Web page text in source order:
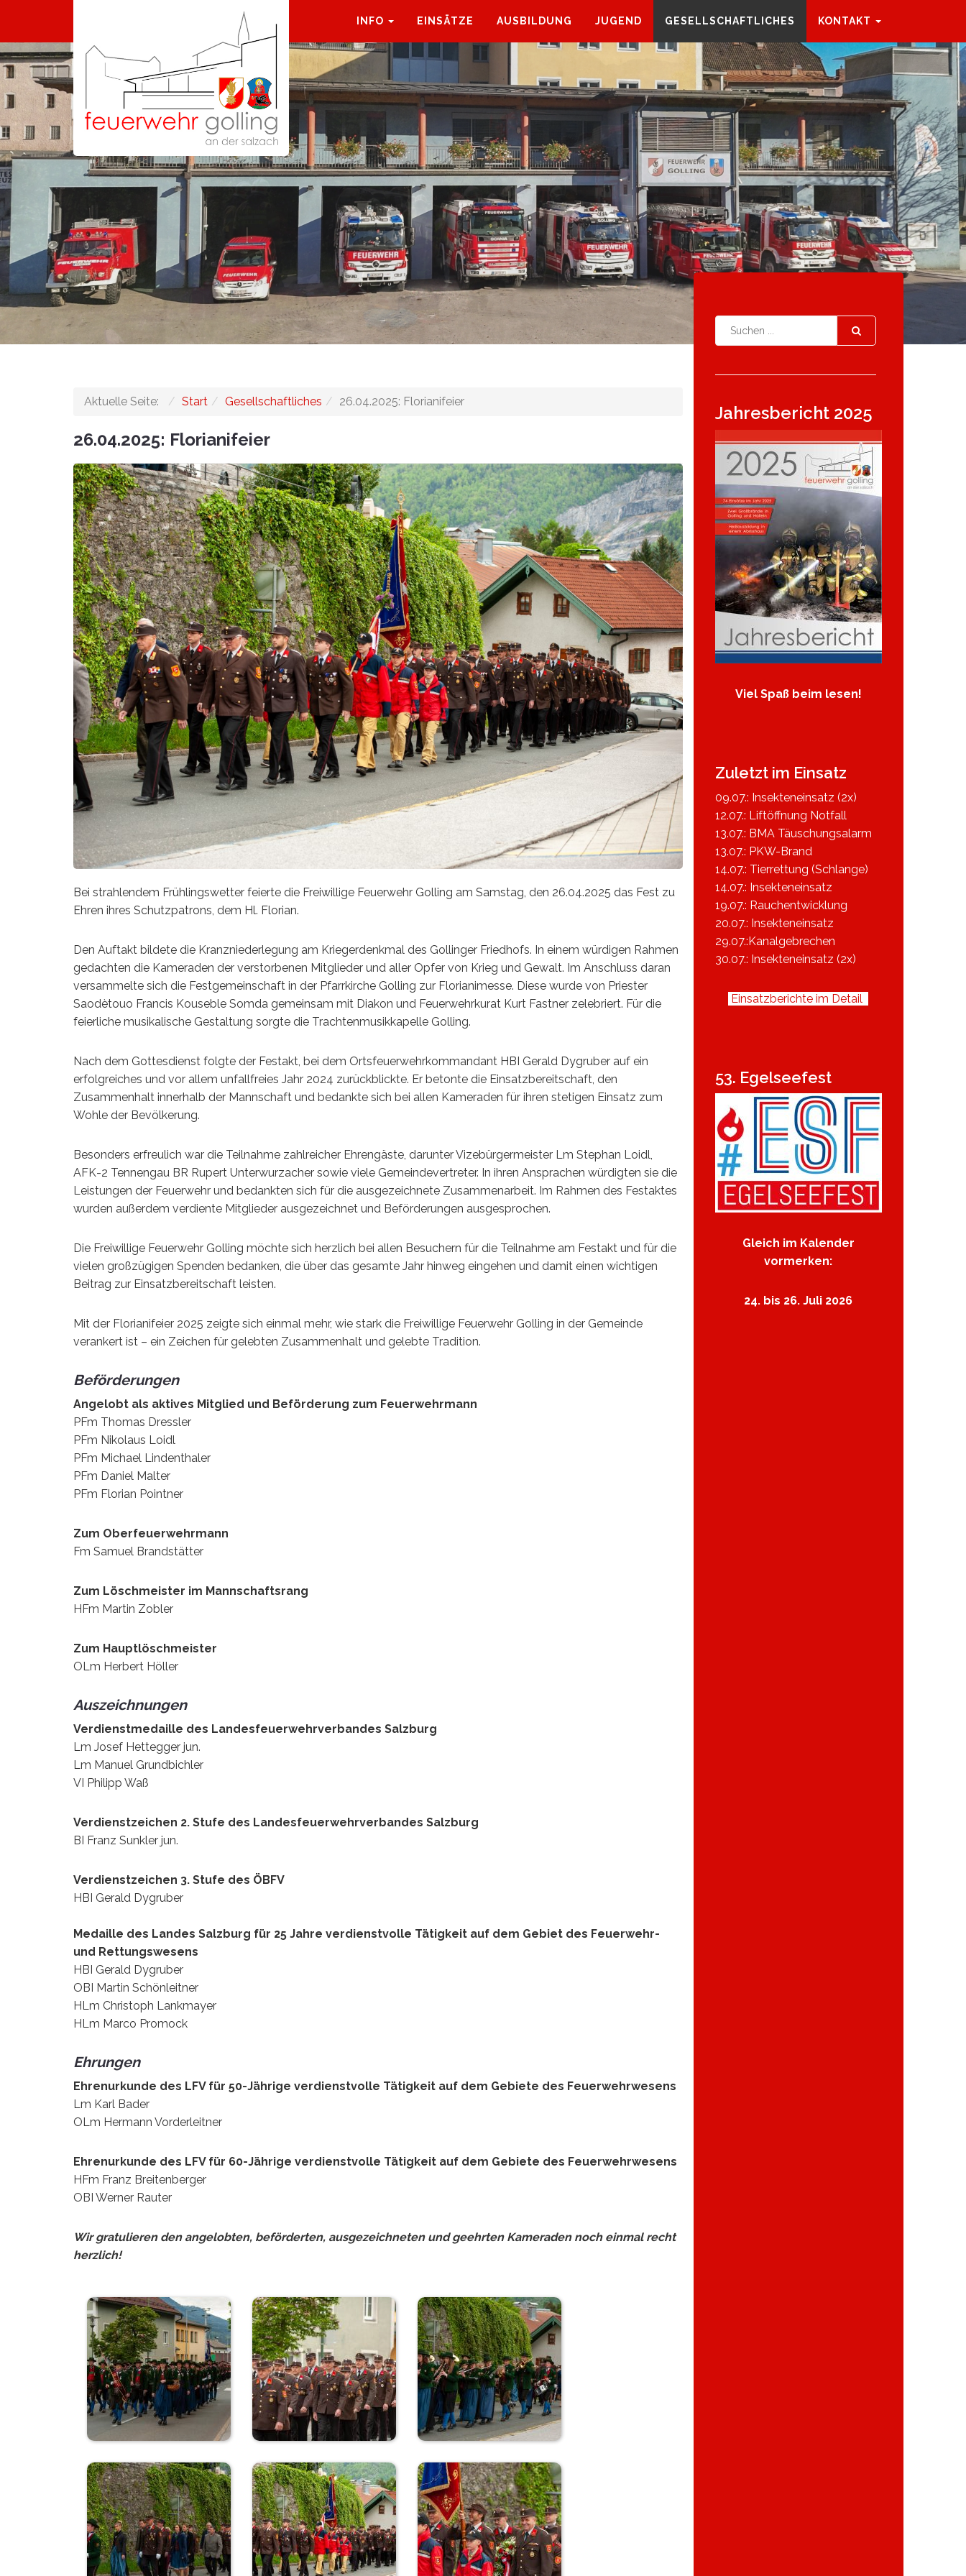
INFO EINSÄTZE AUSBILDUNG JUGEND GESELLSCHAFTLICHES KONTAKT
Aktuelle Seite: Start Gesellschaftliches 26.04.2025: Florianifeier
26.04.2025: Florianifeier
Bei strahlendem Frühlingswetter feierte die Freiwillige Feuerwehr Golling am Samstag, den 26.04.2025 das Fest zu
Ehren ihres Schutzpatrons, dem Hl. Florian.
Den Auftakt bildete die Kranzniederlegung am Kriegerdenkmal des Gollinger Friedhofs. In einem würdigen Rahmen
gedachten die Kameraden der verstorbenen Mitglieder und aller Opfer von Krieg und Gewalt. Im Anschluss daran
versammelte sich die Festgemeinschaft in der Pfarrkirche Golling zur Florianimesse. Diese wurde von Priester
Saodètouo Francis Kouseble Somda gemeinsam mit Diakon und Feuerwehrkurat Kurt Fastner zelebriert. Für die
feierliche musikalische Gestaltung sorgte die Trachtenmusikkapelle Golling.
Nach dem Gottesdienst folgte der Festakt, bei dem Ortsfeuerwehrkommandant HBI Gerald Dygruber auf ein
erfolgreiches und vor allem unfallfreies Jahr 2024 zurückblickte. Er betonte die Einsatzbereitschaft, den
Zusammenhalt innerhalb der Mannschaft und bedankte sich bei allen Kameraden für ihren stetigen Einsatz zum
Wohle der Bevölkerung.
Besonders erfreulich war die Teilnahme zahlreicher Ehrengäste, darunter Vizebürgermeister Lm Stephan Loidl,
AFK-2 Tennengau BR Rupert Unterwurzacher sowie viele Gemeindevertreter. In ihren Ansprachen würdigten sie die
Leistungen der Feuerwehr und bedankten sich für die ausgezeichnete Zusammenarbeit. Im Rahmen des Festaktes
wurden außerdem verdiente Mitglieder ausgezeichnet und Beförderungen ausgesprochen.
Die Freiwillige Feuerwehr Golling möchte sich herzlich bei allen Besuchern für die Teilnahme am Festakt und für die
vielen großzügigen Spenden bedanken, die über das gesamte Jahr hinweg eingehen und damit einen wichtigen
Beitrag zur Einsatzbereitschaft leisten.
Mit der Florianifeier 2025 zeigte sich einmal mehr, wie stark die Freiwillige Feuerwehr Golling in der Gemeinde
verankert ist – ein Zeichen für gelebten Zusammenhalt und gelebte Tradition.
Beförderungen
Angelobt als aktives Mitglied und Beförderung zum Feuerwehrmann
PFm Thomas Dressler
PFm Nikolaus Loidl
PFm Michael Lindenthaler
PFm Daniel Malter
PFm Florian Pointner
Zum Oberfeuerwehrmann
Fm Samuel Brandstätter
Zum Löschmeister im Mannschaftsrang
HFm Martin Zobler
Zum Hauptlöschmeister
OLm Herbert Höller
Auszeichnungen
Verdienstmedaille des Landesfeuerwehrverbandes Salzburg
Lm Josef Hettegger jun.
Lm Manuel Grundbichler
VI Philipp Waß
Verdienstzeichen 2. Stufe des Landesfeuerwehrverbandes Salzburg
BI Franz Sunkler jun.
Verdienstzeichen 3. Stufe des ÖBFV
HBI Gerald Dygruber
Medaille des Landes Salzburg für 25 Jahre verdienstvolle Tätigkeit auf dem Gebiet des Feuerwehr-
und Rettungswesens
HBI Gerald Dygruber
OBI Martin Schönleitner
HLm Christoph Lankmayer
HLm Marco Promock
Ehrungen
Ehrenurkunde des LFV für 50-Jährige verdienstvolle Tätigkeit auf dem Gebiete des Feuerwehrwesens
Lm Karl Bader
OLm Hermann Vorderleitner
Ehrenurkunde des LFV für 60-Jährige verdienstvolle Tätigkeit auf dem Gebiete des Feuerwehrwesens
HFm Franz Breitenberger
OBI Werner Rauter
Wir gratulieren den angelobten, beförderten, ausgezeichneten und geehrten Kameraden noch einmal recht
herzlich!
Jahresbericht 2025
Viel Spaß beim lesen!
Zuletzt im Einsatz
09.07.: Insekteneinsatz (2x)
12.07.: Liftöffnung Notfall
13.07.: BMA Täuschungsalarm
13.07.: PKW-Brand
14.07.: Tierrettung (Schlange)
14.07.: Insekteneinsatz
19.07.: Rauchentwicklung
20.07.: Insekteneinsatz
29.07.:Kanalgebrechen
30.07.: Insekteneinsatz (2x)
Einsatzberichte im Detail
53. Egelseefest
Gleich im Kalender
vormerken:
24. bis 26. Juli 2026